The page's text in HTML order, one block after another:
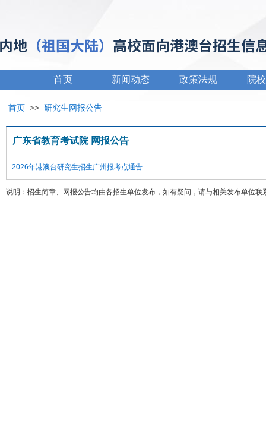
首页 新闻动态 政策法规 院
首页 >> 研究生网报公告
广东省教育考试院 网报公告
2026年港澳台研究生招生广州报考点通告
说明：招生简章、网报公告均由各招生单位发布，如有疑问，请与相关发布单位